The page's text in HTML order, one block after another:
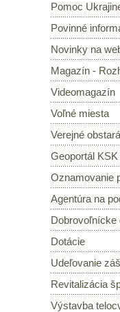
Pomoc
Povinné
Novinky na
Magazín -
Videomagazín
Voľné miesta
Verejné
Geoportál KSK
Oznamovanie
Agentúra na
Dobrovoľnícke
Dotácie
Udeľovanie
Revitalizácia
Výstavba